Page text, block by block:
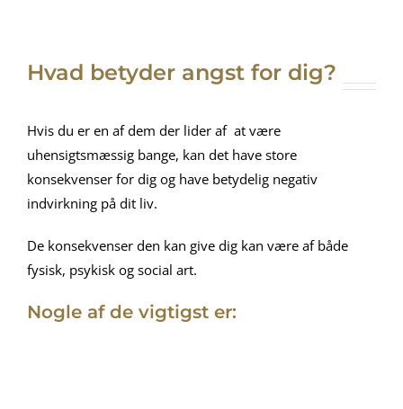
Hvad betyder angst for dig?
Hvis du er en af dem der lider af at være
uhensigtsmæssig bange, kan det have store
konsekvenser for dig og have betydelig negativ
indvirkning på dit liv.
De konsekvenser den kan give dig kan være af både
fysisk, psykisk og social art.
Nogle af de vigtigst er: